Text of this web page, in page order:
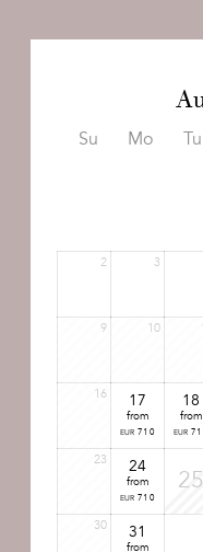
Su Mo Tu
2 3
9 10
16 17
from
EUR 710
18
from
EUR
23 24
from
EUR 710
25
30 31
from